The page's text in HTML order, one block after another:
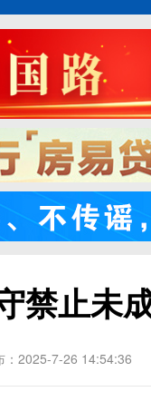
禁止未
：2025-7-26 14:54:36